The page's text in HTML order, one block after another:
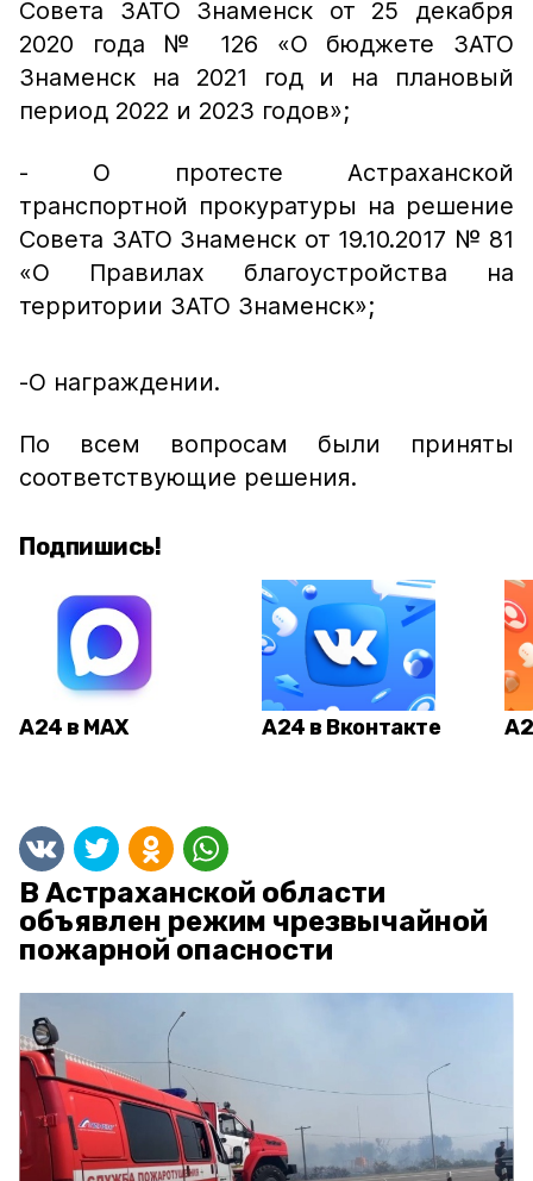
Совета ЗАТО Знаменск от 25 декабря
2020 года № 126 «О бюджете ЗАТО
Знаменск на 2021 год и на плановый
период 2022 и 2023 годов»;
- О протесте Астраханской
транспортной прокуратуры на решение
Совета ЗАТО Знаменск от 19.10.2017 № 81
«О Правилах благоустройства на
территории ЗАТО Знаменск»;
-О награждении.
По всем вопросам были приняты
соответствующие решения.
Подпишись!
А24 в MAX А24 в Вконтакте
В Астраханской области
объявлен режим чрезвычайной
пожарной опасности